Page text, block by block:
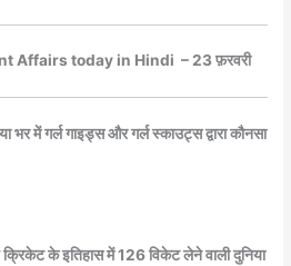
Affairs today in Hindi – 23 फ़रवरी
भर में गर्ल गाइड्स और गर्ल स्काउट्स द्वारा कौनसा
क्रिकेट के इतिहास में 126 विकेट लेने वाली दुनिया